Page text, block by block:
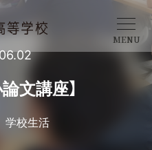
MENU
文講座】
学校生活